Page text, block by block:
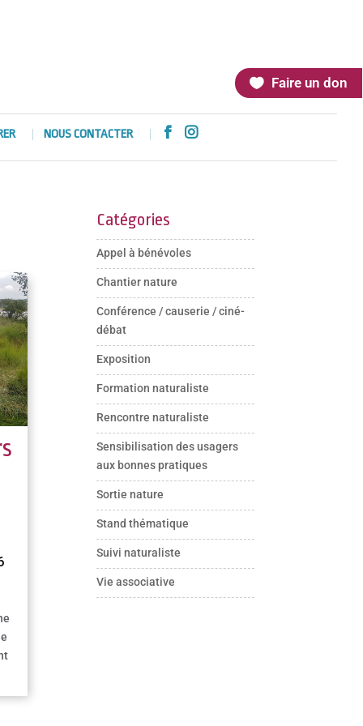
Faire un don
NOUS CONTACTER  
Catégories
Appel à bénévoles
Chantier nature
Conférence / causerie / ciné-
débat
Exposition
Formation naturaliste
Rencontre naturaliste
Sensibilisation des usagers
aux bonnes pratiques
Sortie nature
Stand thématique
Suivi naturaliste
Vie associative